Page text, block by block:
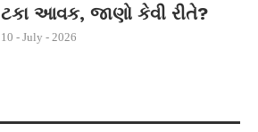
ટકા આવક, જાણો કેવી રીતે?
10 - July - 2026